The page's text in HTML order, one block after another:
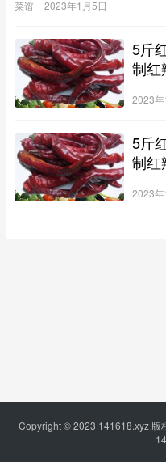
味精对身体不好，尽量不要用
牛肉食粉水松肉粉的比例是
三分
菜谱 2023年1月5日
5斤
制红
2023
5斤
制红
2023
Copyright © 2023 141618.xyz版